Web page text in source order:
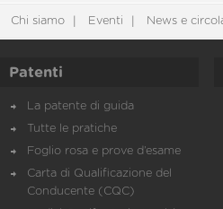
Chi siamo Eventi News e
Patenti
La patente di guida
Tutte le pratiche
Foglio rosa e prove d’esame
Carta di Qualificazione del
Conducente (CQC)